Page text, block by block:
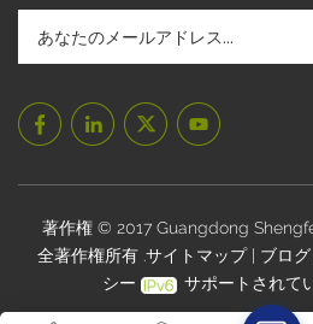
著作権 © 2017 Guangdong
全著作権所有 .サイトマップ ブログ
シー
サポートされて